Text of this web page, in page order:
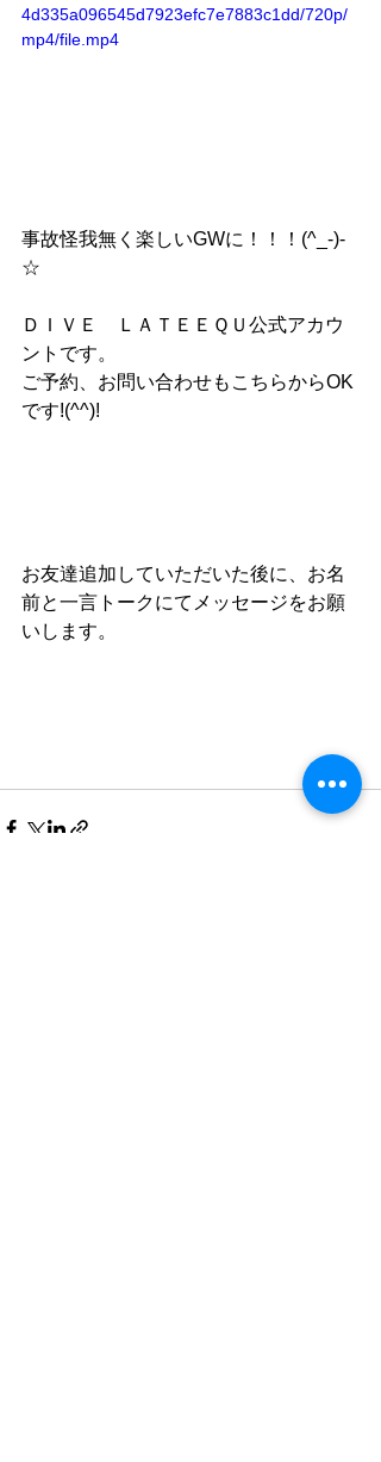
4d335a096545d7923efc7e7883c1dd/720p/
mp4/file.mp4
事故怪我無く楽しいGWに！！！(^_-)-
☆
ＤＩＶＥ　ＬＡＴＥＥＱＵ公式アカウ
ントです。
ご予約、お問い合わせもこちらからOK
です!(^^)!
お友達追加していただいた後に、お名
前と一言トークにてメッセージをお願
いします。